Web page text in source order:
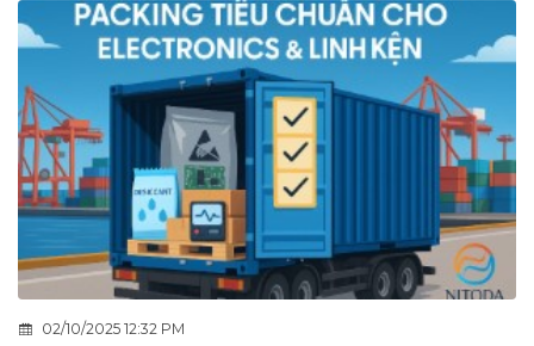
02/10/2025 12:32 PM